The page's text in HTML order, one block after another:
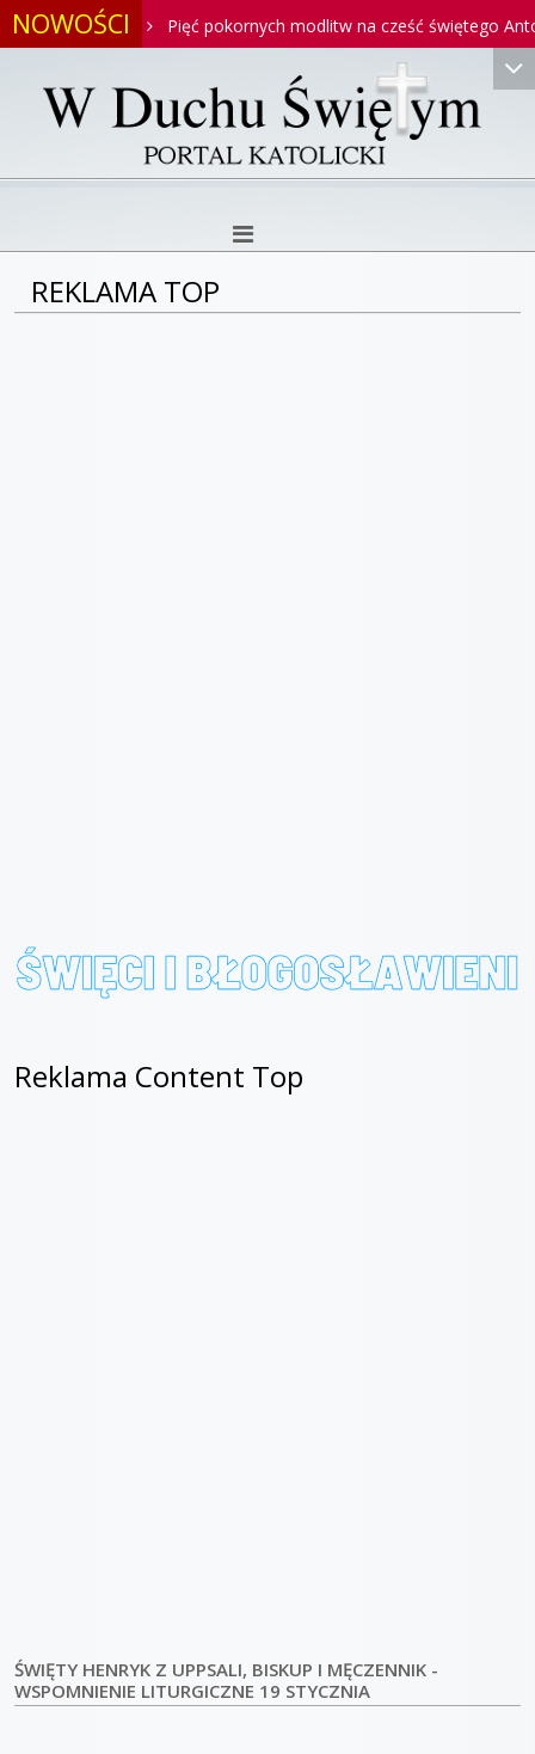
NOWOŚCIPięć pokornych modlitw na cześć świętego Antoniego
REKLAMA TOP
Reklama Content Top
ŚWIĘTY HENRYK Z UPPSALI, BISKUP I MĘCZENNIK -
WSPOMNIENIE LITURGICZNE 19 STYCZNIA